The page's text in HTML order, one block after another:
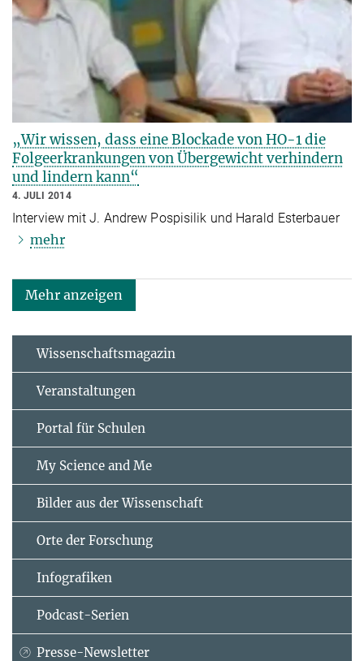
„Wir wissen, dass eine Blockade von HO-1 die
Folgeerkrankungen von Übergewicht verhindern
und lindern kann“
4. JULI 2014
Interview mit J. Andrew Pospisilik und Harald Esterbauer
mehr
Mehr anzeigen
Wissenschaftsmagazin
Veranstaltungen
Portal für Schulen
My Science and Me
Bilder aus der Wissenschaft
Orte der Forschung
Infografiken
Podcast-Serien
Presse-Newsletter